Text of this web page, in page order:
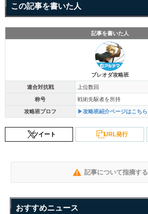
この記事を書いた人
記事を書いた人
ブレオダ攻略班
連合対抗戦 上位数回
称号 戦術先駆者を所持
攻略班プロフ ▶攻略班紹介ページはこちら
ツイート URL発行
記事について指摘する
おすすめニュース